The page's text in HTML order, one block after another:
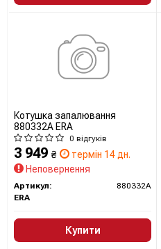
Котушка запалювання
880332A ERA
0 відгуків
3 949 ₴
термін 14 дн.
Неповернення
Артикул:
880332A
ERA
Купити